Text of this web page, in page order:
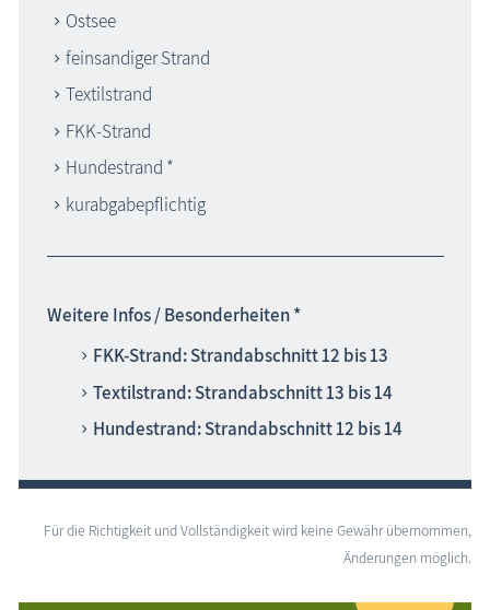
Ostsee
feinsandiger Strand
Textilstrand
FKK-Strand
Hundestrand *
kurabgabepflichtig
Weitere Infos / Besonderheiten *
FKK-Strand: Strandabschnitt 12 bis 13
Textilstrand: Strandabschnitt 13 bis 14
Hundestrand: Strandabschnitt 12 bis 14
Für die Richtigkeit und Vollständigkeit wird keine Gewähr übernommen,
Änderungen möglich.